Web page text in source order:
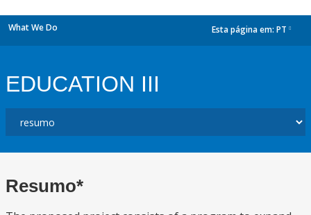
What We Do Esta página em: PT
EDUCATION III
Resumo*